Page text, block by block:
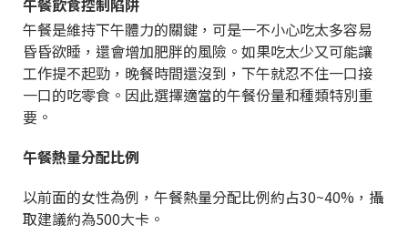
午餐是維持下午體力的關鍵，可是一不小心吃太多容易
昏昏欲睡，還會增加肥胖的風險。如果吃太少又可能讓
工作提不起勁，晚餐時間還沒到，下午就忍不住一口接
一口的吃零食。因此選擇適當的午餐份量和種類特別重
要。
午餐熱量分配比例
以前面的女性為例，午餐熱量分配比例約占30~40%，攝
取建議約為500大卡。